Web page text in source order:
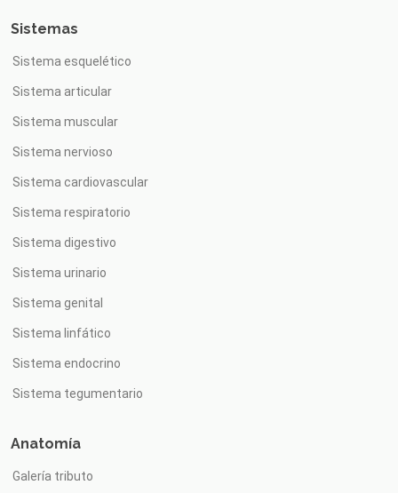
Sistemas
Sistema esquelético
Sistema articular
Sistema muscular
Sistema nervioso
Sistema cardiovascular
Sistema respiratorio
Sistema digestivo
Sistema urinario
Sistema genital
Sistema linfático
Sistema endocrino
Sistema tegumentario
Anatomía
Galería tributo